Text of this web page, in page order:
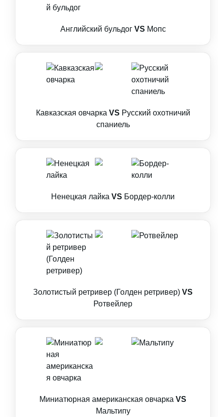
Английский бульдог VS Мопс
Кавказская овчарка VS Русский охотничий
спаниель
Ненецкая лайка VS Бордер-колли
Золотистый ретривер (Голден ретривер) VS
Ротвейлер
Миниатюрная американская овчарка VS
Мальтипу